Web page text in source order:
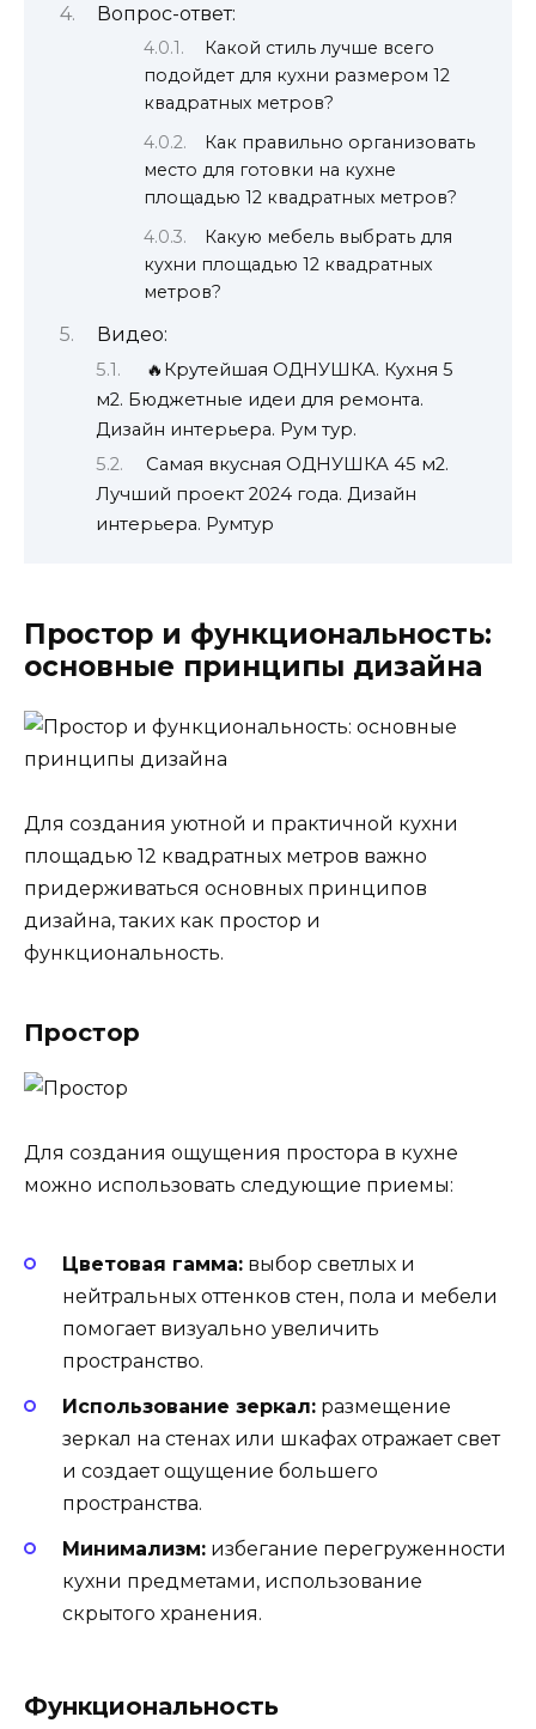
Вопрос-ответ:
Какой стиль лучше всего
подойдет для кухни размером 12
квадратных метров?
Как правильно организовать
место для готовки на кухне
площадью 12 квадратных метров?
Какую мебель выбрать для
кухни площадью 12 квадратных
метров?
Видео:
🔥Крутейшая ОДНУШКА. Кухня 5
м2. Бюджетные идеи для ремонта.
Дизайн интерьера. Рум тур.
Самая вкусная ОДНУШКА 45 м2.
Лучший проект 2024 года. Дизайн
интерьера. Румтур
Простор и функциональность:
основные принципы дизайна
Для создания уютной и практичной кухни
площадью 12 квадратных метров важно
придерживаться основных принципов
дизайна, таких как простор и
функциональность.
Простор
Для создания ощущения простора в кухне
можно использовать следующие приемы:
Цветовая гамма: выбор светлых и
нейтральных оттенков стен, пола и мебели
помогает визуально увеличить
пространство.
Использование зеркал: размещение
зеркал на стенах или шкафах отражает свет
и создает ощущение большего
пространства.
Минимализм: избегание перегруженности
кухни предметами, использование
скрытого хранения.
Функциональность